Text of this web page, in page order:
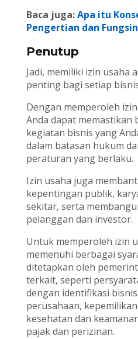
Baca juga:Apa itu
Pengertian dan
Penutup
Jadi, memiliki izin usaha
penting bagi setiap
Dengan memperoleh
Anda dapat memastikan
kegiatan bisnis yang
dalam batasan hukum
peraturan yang berlaku.
Izin usaha juga
kepentingan publik,
sekitar, serta
pelanggan dan investor.
Untuk memperoleh izin
memenuhi berbagai
ditetapkan oleh
terkait, seperti
dengan identifikasi
perusahaan,
kesehatan dan
pajak dan perizinan.